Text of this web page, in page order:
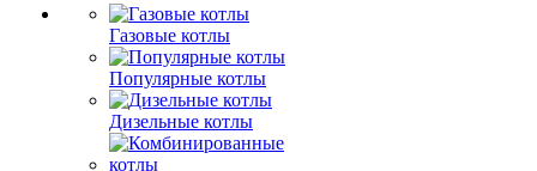
Газовые котлы
Популярные котлы
Дизельные котлы